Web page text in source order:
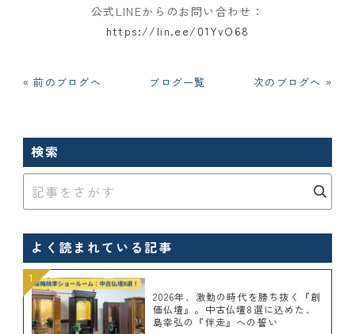
公式LINEからのお問い合わせ：
https://lin.ee/01YvO68
« 前のブログへ ブログ一覧 次のブログへ »
検索
よく読まれている記事
2026年、激動の時代を勝ち抜く『創
価仏壇』。中古仏壇8選に込めた、
島幸弘の『伴走』への誓い